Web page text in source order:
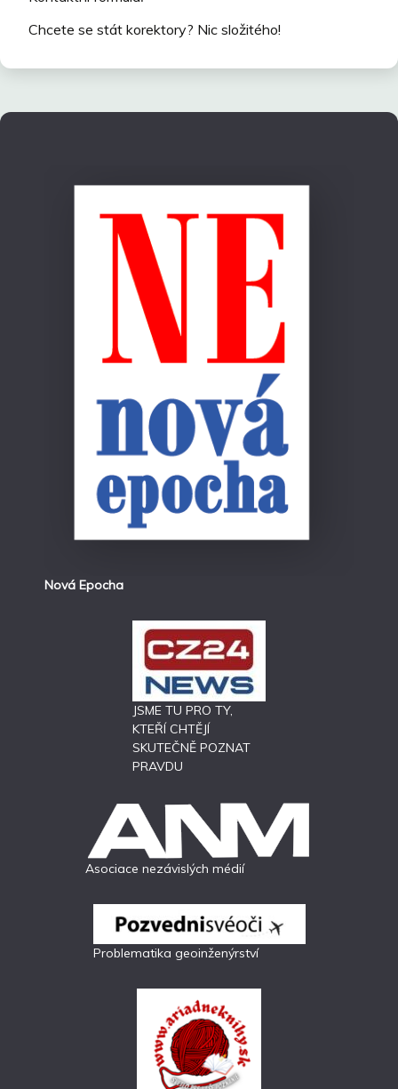
Chcete se stát korektory? Nic složitého!
Nová Epocha
JSME TU PRO TY,
KTEŘÍ CHTĚJÍ
SKUTEČNĚ POZNAT
PRAVDU
Asociace nezávislých médií
Problematika geoinženýrství